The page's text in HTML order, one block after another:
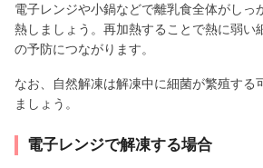
電子レンジや小鍋などで離乳食全体がしっ
熱しましょう。再加熱することで熱に弱い
の予防につながります。
なお、自然解凍は解凍中に細菌が繁殖する
ましょう。
電子レンジで解凍する場合